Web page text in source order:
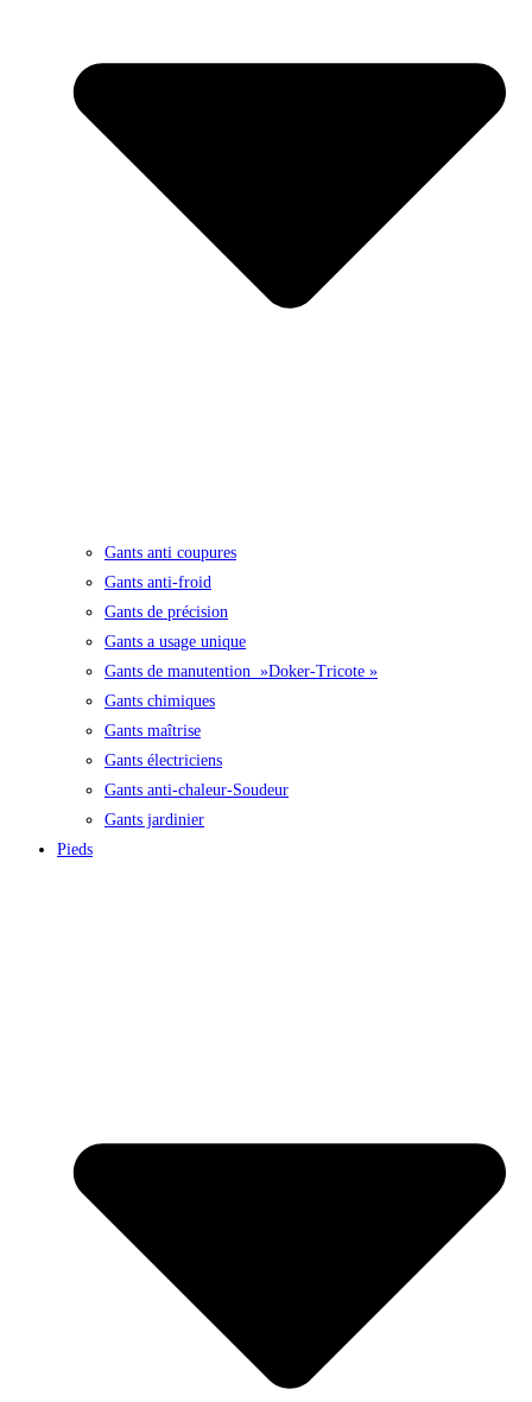
Gants anti coupures
Gants anti-froid
Gants de précision
Gants a usage unique
Gants de manutention »Doker-Tricote »
Gants chimiques
Gants maîtrise
Gants électriciens
Gants anti-chaleur-Soudeur
Gants jardinier
Pieds